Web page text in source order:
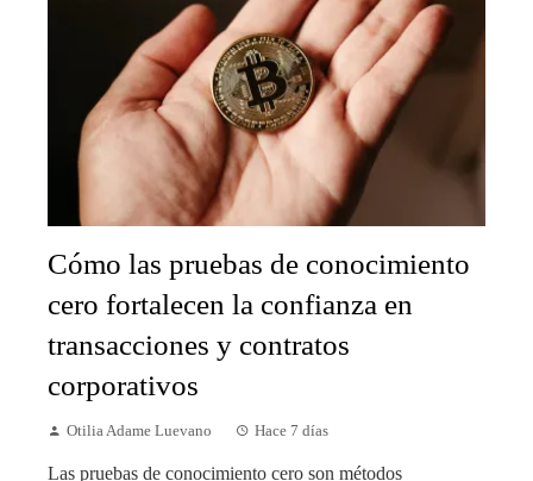
Cómo las pruebas de conocimiento
cero fortalecen la confianza en
transacciones y contratos
corporativos
Otilia Adame Luevano Hace 7 días
Las pruebas de conocimiento cero son métodos